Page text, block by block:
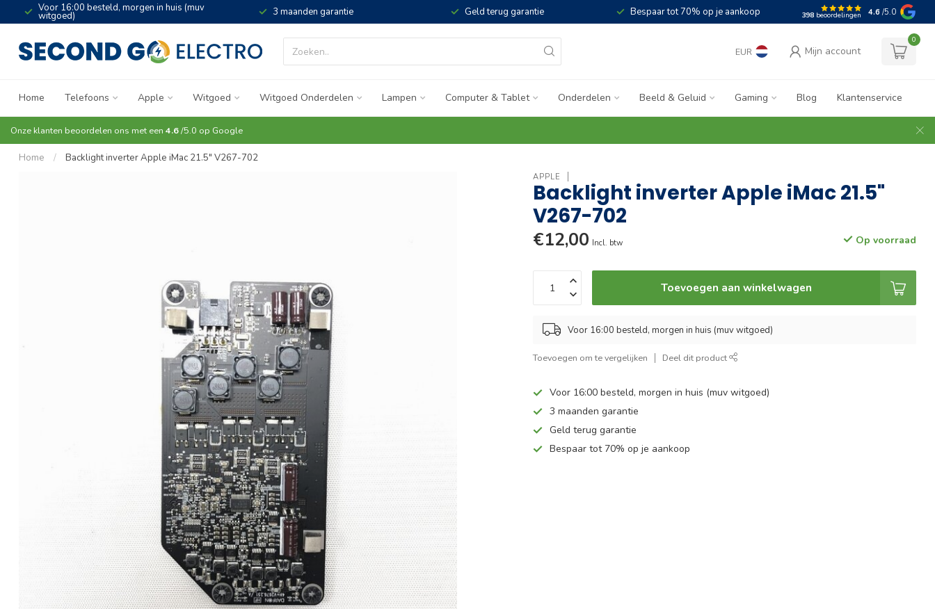
Voor 16:00 besteld, morgen in huis (muv
witgoed) 3 maanden garantie Geld terug garantie Bespaar tot 70% op je aankoop 398 beoordelingen 4.6 /5.0
EUR Mijn account
0
Home Telefoons Apple Witgoed Witgoed Onderdelen Lampen Computer & Tablet Onderdelen Beeld & Geluid Gaming Blog Klantenservice
Onze klanten beoordelen ons met een 4.6/5.0 op Google
Home / Backlight inverter Apple iMac 21.5" V267-702
APPLE
Backlight inverter Apple iMac 21.5"
V267-702
€12,00 Incl. btw Op voorraad
Toevoegen aan winkelwagen
Voor 16:00 besteld, morgen in huis (muv witgoed)
Toevoegen om te vergelijken Deel dit product
Voor 16:00 besteld, morgen in huis (muv witgoed)
3 maanden garantie
Geld terug garantie
Bespaar tot 70% op je aankoop